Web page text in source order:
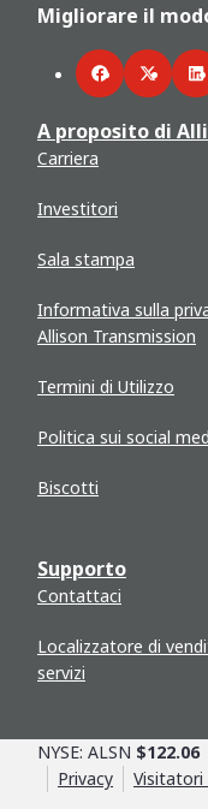
Migliorare il
FacebookTwitter
A proposito di
Carriera
Investitori
Sala stampa
Informativa sulla
Allison Transmission
Termini di Utilizzo
Politica sui social
Biscotti
Supporto
Contattaci
Localizzatore di
servizi
NYSE: ALSN $122.06
Privacy
Visitatori